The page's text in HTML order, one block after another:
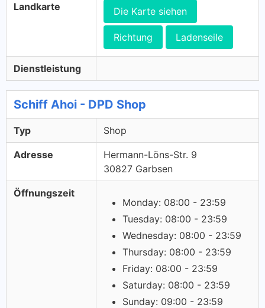
Landkarte Die Karte siehen
Richtung Ladenseile
Dienstleistung
Schiff Ahoi - DPD Shop
Typ Shop
Adresse
Hermann-Löns-Str. 9
30827 Garbsen
Öffnungszeit
Monday: 08:00 - 23:59
Tuesday: 08:00 - 23:59
Wednesday: 08:00 - 23:59
Thursday: 08:00 - 23:59
Friday: 08:00 - 23:59
Saturday: 08:00 - 23:59
Sunday: 09:00 - 23:59